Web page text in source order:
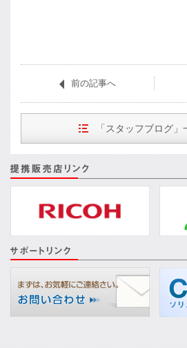
前の記事へ
「スタッフブログ」